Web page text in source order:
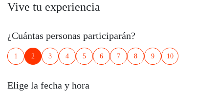
Vive tu experiencia
¿Cuántas personas participarán?
1 2 3 4 5 6 7 8 9 10
Elige la fecha y hora